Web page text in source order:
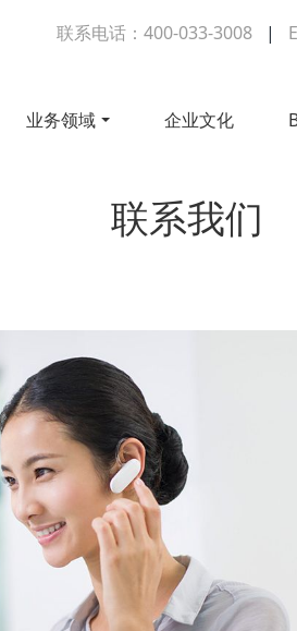
联系电话：400-033-3008 |
业务领域 企业文化
联系我们